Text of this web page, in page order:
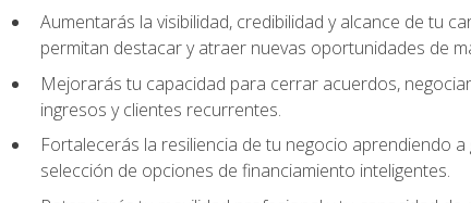
Aumentarás la visibilidad, credibilidad y alcance de tu
permitan destacar y atraer nuevas oportunidades de
Mejorarás tu capacidad para cerrar acuerdos,
ingresos y clientes recurrentes.
Fortalecerás la resiliencia de tu negocio aprendiendo
selección de opciones de financiamiento inteligentes.